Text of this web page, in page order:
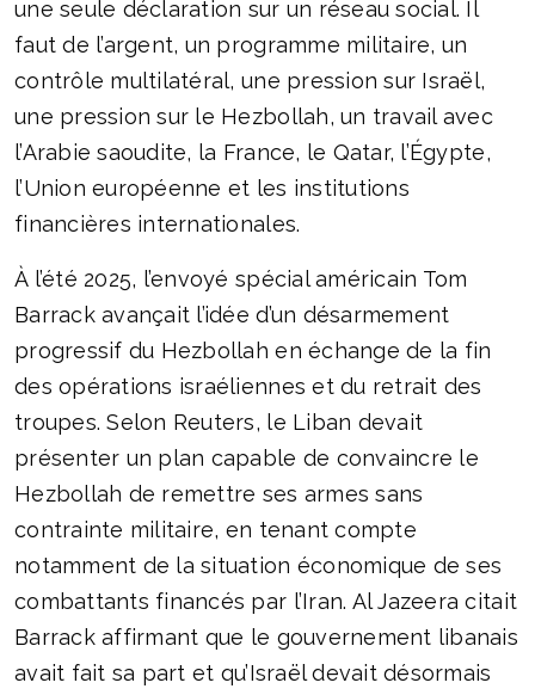
une seule déclaration sur un réseau social. Il
faut de l’argent, un programme militaire, un
contrôle multilatéral, une pression sur Israël,
une pression sur le Hezbollah, un travail avec
l’Arabie saoudite, la France, le Qatar, l’Égypte,
l’Union européenne et les institutions
financières internationales.
À l’été 2025, l’envoyé spécial américain Tom
Barrack avançait l’idée d’un désarmement
progressif du Hezbollah en échange de la fin
des opérations israéliennes et du retrait des
troupes. Selon Reuters, le Liban devait
présenter un plan capable de convaincre le
Hezbollah de remettre ses armes sans
contrainte militaire, en tenant compte
notamment de la situation économique de ses
combattants financés par l’Iran. Al Jazeera citait
Barrack affirmant que le gouvernement libanais
avait fait sa part et qu’Israël devait désormais